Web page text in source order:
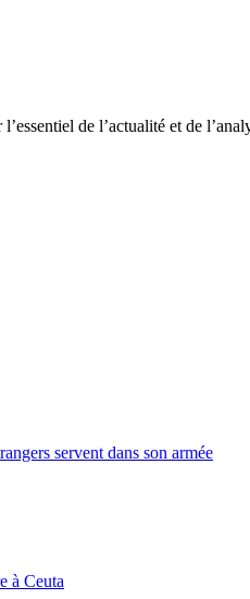
de l’actualité et de
servent dans son armée
à Ceuta